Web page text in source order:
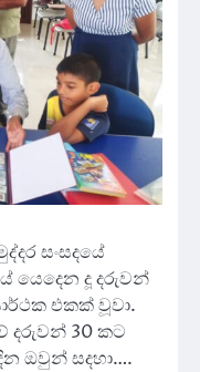
සංසදයේ
යෙදෙන දූ දරුවන්
එකක් වූවා.
දරුවන් 30 කට
ඔවුන් සදහා….